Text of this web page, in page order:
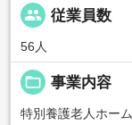
people 従業員数
56人
folder_open 事業内容
特別養護老人ホー